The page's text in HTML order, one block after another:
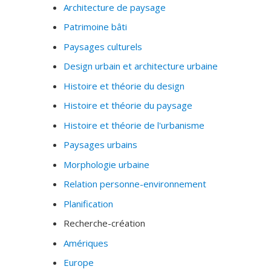
Architecture de paysage
Patrimoine bâti
Paysages culturels
Design urbain et architecture urbaine
Histoire et théorie du design
Histoire et théorie du paysage
Histoire et théorie de l'urbanisme
Paysages urbains
Morphologie urbaine
Relation personne-environnement
Planification
Recherche-création
Amériques
Europe